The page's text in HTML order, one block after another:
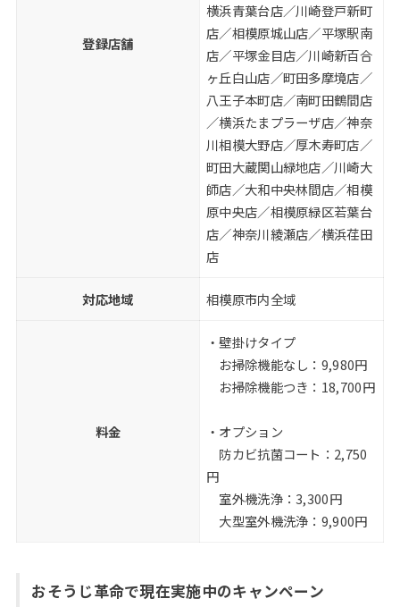
登録店舗
横浜青葉台店／川崎登戸新町
店／相模原城山店／平塚駅南
店／平塚金目店／川崎新百合
ヶ丘白山店／町田多摩境店／
八王子本町店／南町田鶴間店
／横浜たまプラーザ店／神奈
川相模大野店／厚木寿町店／
町田大蔵関山緑地店／川崎大
師店／大和中央林間店／相模
原中央店／相模原緑区若葉台
店／神奈川綾瀬店／横浜荏田
店
対応地域 相模原市内全域
料金
・壁掛けタイプ
お掃除機能なし：9,980円
お掃除機能つき：18,700円
・オプション
防カビ抗菌コート：2,750
円
室外機洗浄：3,300円
大型室外機洗浄：9,900円
おそうじ革命で現在実施中のキャンペーン